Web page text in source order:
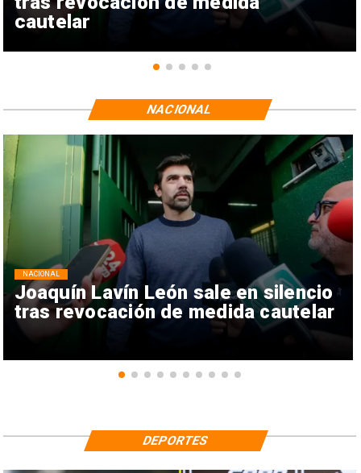
cautelar
Joaquín Lavín León sale en silencio
tras revocación de medida cautelar
NACIONAL
NACIONAL
DEPORTES